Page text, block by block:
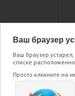
Ваш браузер
Ваш браузер
списке
Просто кликните на